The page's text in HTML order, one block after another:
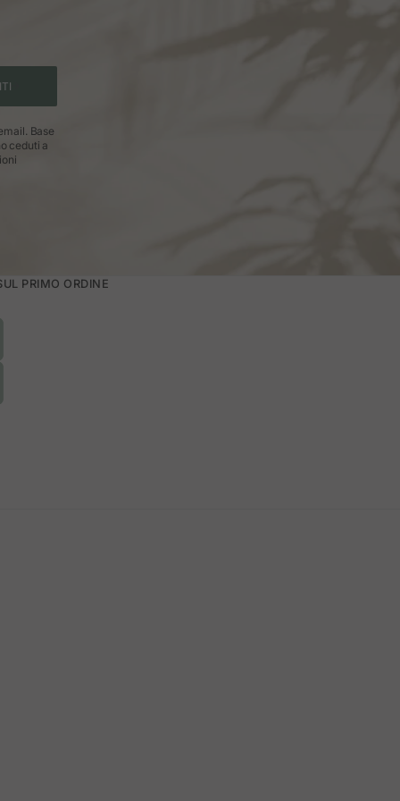
Base
ceduti a
PRIMO ORDINE